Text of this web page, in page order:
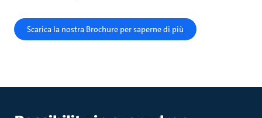
Scarica la nostra Brochure per saperne di più